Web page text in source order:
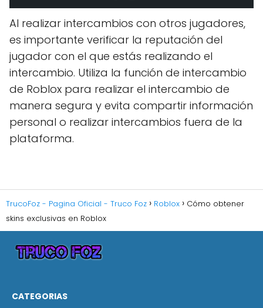
Al realizar intercambios con otros jugadores,
es importante verificar la reputación del
jugador con el que estás realizando el
intercambio. Utiliza la función de intercambio
de Roblox para realizar el intercambio de
manera segura y evita compartir información
personal o realizar intercambios fuera de la
plataforma.
TrucoFoz - Pagina Oficial - Truco Foz Roblox
Cómo obtener
skins exclusivas en Roblox
CATEGORIAS